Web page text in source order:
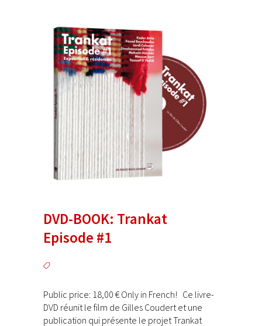
DVD-BOOK: Trankat
Episode #1
Public price: 18,00 € Only in French! Ce livre-
DVD réunit le film de Gilles Coudert et une
publication qui présente le projet Trankat